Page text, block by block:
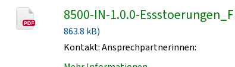
8500-IN-1.0.0-
863.8 kB)
Kontakt: Ansprechpartnerinnen: